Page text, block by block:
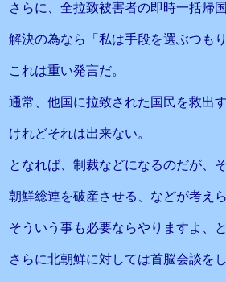
さらに、全拉致被害者の即時一括帰
解決の為なら「私は手段を選ぶつも
これは重い発言だ。
通常、他国に拉致された国民を救出
けれどそれは出来ない。
となれば、制裁などになるのだが、
朝鮮総連を破産させる、などが考え
そういう事も必要ならやりますよ、
さらに北朝鮮に対しては首脳会談を